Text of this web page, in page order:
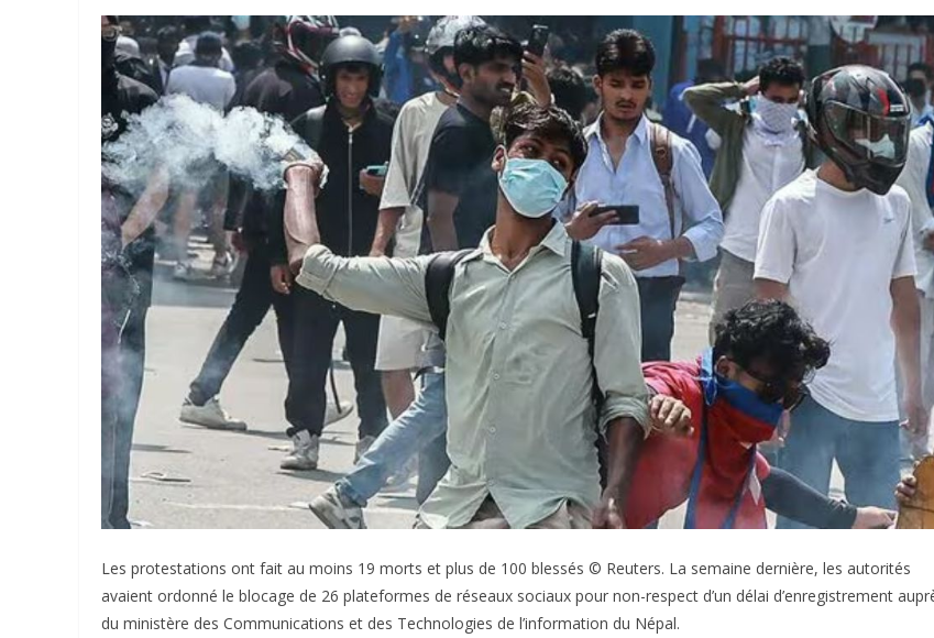
Les protestations ont fait au moins 19 morts et plus de 100 blessés © Reuters. La semaine dernière, les autorités
avaient ordonné le blocage de 26 plateformes de réseaux sociaux pour non-respect d’un délai d’enregistrement
du ministère des Communications et des Technologies de l’information du Népal.